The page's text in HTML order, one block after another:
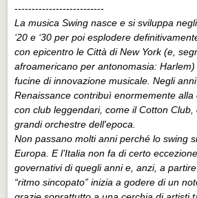
--------------------------
La musica Swing nasce e si sviluppa
‘20 e ‘30 per poi esplodere
con epicentro le Città di New York (e,
afroamericano per antonomasia: Harlem)
fucine di innovazione musicale. Negli
Renaissance contribuì enormemente alla
con club leggendari, come il Cotton
grandi orchestre dell'epoca.
Non passano molti anni perché lo swing
Europa. E l’Italia non fa di certo
governativi di quegli anni e, anzi, a
“ritmo sincopato” inizia a godere di un